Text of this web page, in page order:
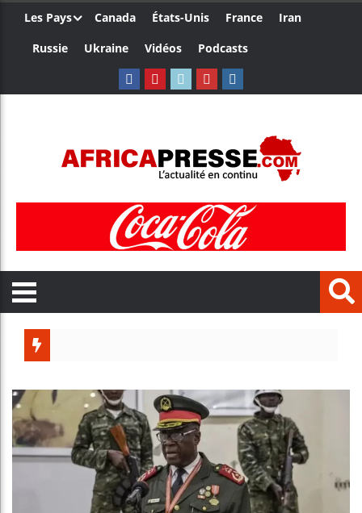
Les Pays Canada États-Unis France
Iran
Russie
Ukraine Vidéos Podcasts